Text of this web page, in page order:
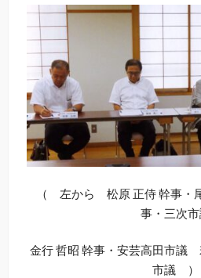
（ 左から 松原 正侍 幹事・
事・三次
金行 哲昭 幹事・安芸高田市議
市議 ）